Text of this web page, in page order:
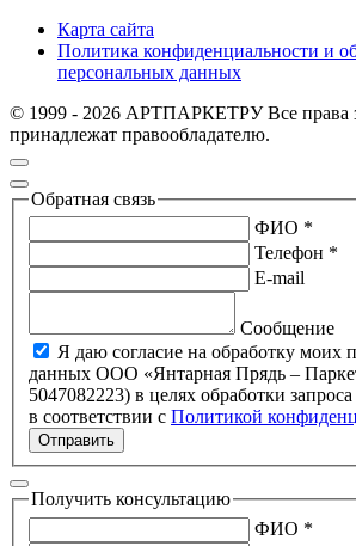
Карта сайта
Политика конфиденциальности и
персональных данных
© 1999 - 2026 АРТПАРКЕТРУ Все права
принадлежат правообладателю.
Обратная связь
ФИО *
Телефон *
E-mail
Сообщение
Я даю согласие на обработку моих
данных ООО «Янтарная Прядь –
5047082223) в целях обработки запроса и обратной связи,
в соответствии с Политикой
Отправить
Получить консультацию
ФИО *